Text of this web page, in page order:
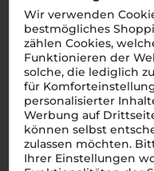
Wir verwenden
bestmögliches
zählen Cookies,
Funktionieren der
solche, die lediglich
für
personalisierter
Werbung auf
können selbst
zulassen möchten.
Ihrer Einstellungen
ihrer charakteristischen
eine unverkennbare
allem in den DOC-
zählt zu den versteckten
Weinlandschaft.
Aroma und
Coda di
Coda di Volpe Weine
Aromatik und ihren